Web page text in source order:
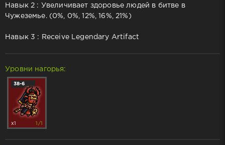
Навык 2 : Увеличивает здоровье людей в битве в
Чужеземье. (0%, 0%, 12%, 16%, 21%)
Навык 3 : Receive Legendary Artifact
Уровни нагорья:
38-6
x1 1/1